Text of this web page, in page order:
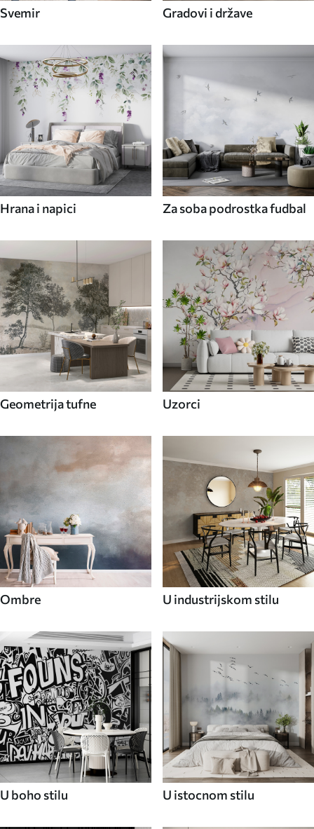
Svemir Gradovi i države
Hrana i napici Za soba podrostka fudbal
Geometrija tufne Uzorci
Ombre U industrijskom stilu
U boho stilu U istocnom stilu